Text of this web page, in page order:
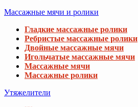
Массажные мячи и ролики
Гладкие массажные ролики
Ребристые массажные ролики
Двойные массажные мячи
Игольчатые массажные мячи
Массажные мячи
Массажные ролики
Утяжелители